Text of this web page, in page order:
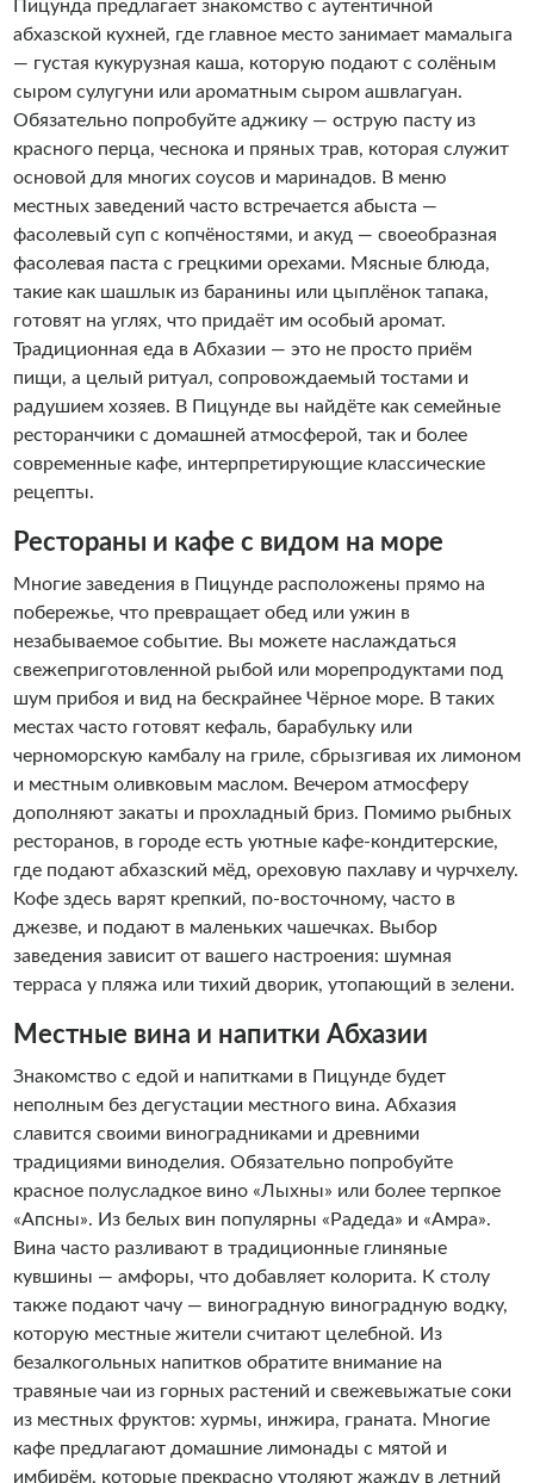
Пицунда предлагает знакомство с аутентичной
абхазской кухней, где главное место занимает мамалыга
— густая кукурузная каша, которую подают с солёным
сыром сулугуни или ароматным сыром ашвлагуан.
Обязательно попробуйте аджику — острую пасту из
красного перца, чеснока и пряных трав, которая служит
основой для многих соусов и маринадов. В меню
местных заведений часто встречается абыста —
фасолевый суп с копчёностями, и акуд — своеобразная
фасолевая паста с грецкими орехами. Мясные блюда,
такие как шашлык из баранины или цыплёнок тапака,
готовят на углях, что придаёт им особый аромат.
Традиционная еда в Абхазии — это не просто приём
пищи, а целый ритуал, сопровождаемый тостами и
радушием хозяев. В Пицунде вы найдёте как семейные
ресторанчики с домашней атмосферой, так и более
современные кафе, интерпретирующие классические
рецепты.
Рестораны и кафе с видом на море
Многие заведения в Пицунде расположены прямо на
побережье, что превращает обед или ужин в
незабываемое событие. Вы можете наслаждаться
свежеприготовленной рыбой или морепродуктами под
шум прибоя и вид на бескрайнее Чёрное море. В таких
местах часто готовят кефаль, барабульку или
черноморскую камбалу на гриле, сбрызгивая их лимоном
и местным оливковым маслом. Вечером атмосферу
дополняют закаты и прохладный бриз. Помимо рыбных
ресторанов, в городе есть уютные кафе-кондитерские,
где подают абхазский мёд, ореховую пахлаву и чурчхелу.
Кофе здесь варят крепкий, по-восточному, часто в
джезве, и подают в маленьких чашечках. Выбор
заведения зависит от вашего настроения: шумная
терраса у пляжа или тихий дворик, утопающий в зелени.
Местные вина и напитки Абхазии
Знакомство с едой и напитками в Пицунде будет
неполным без дегустации местного вина. Абхазия
славится своими виноградниками и древними
традициями виноделия. Обязательно попробуйте
красное полусладкое вино «Лыхны» или более терпкое
«Апсны». Из белых вин популярны «Радеда» и «Амра».
Вина часто разливают в традиционные глиняные
кувшины — амфоры, что добавляет колорита. К столу
также подают чачу — виноградную виноградную водку,
которую местные жители считают целебной. Из
безалкогольных напитков обратите внимание на
травяные чаи из горных растений и свежевыжатые соки
из местных фруктов: хурмы, инжира, граната. Многие
кафе предлагают домашние лимонады с мятой и
имбирём, которые прекрасно утоляют жажду в летний